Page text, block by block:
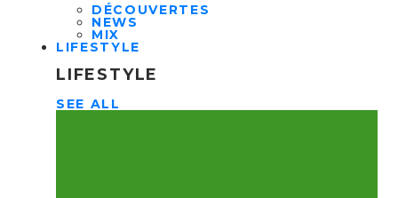
DÉCOUVERTES
NEWS
MIX
LIFESTYLE
LIFESTYLE
SEE ALL